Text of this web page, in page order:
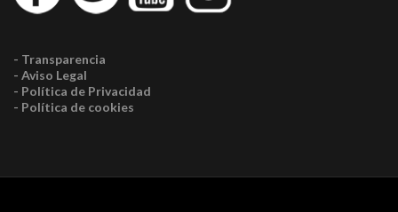
- Transparencia
- Aviso Legal
- Política de Privacidad
- Política de cookies